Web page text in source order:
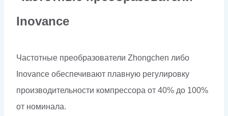
Inovance
Частотные преобразователи Zhongchen либо
Inovance обеспечивают плавную регулировку
производительности компрессора от 40% до 100%
от номинала.